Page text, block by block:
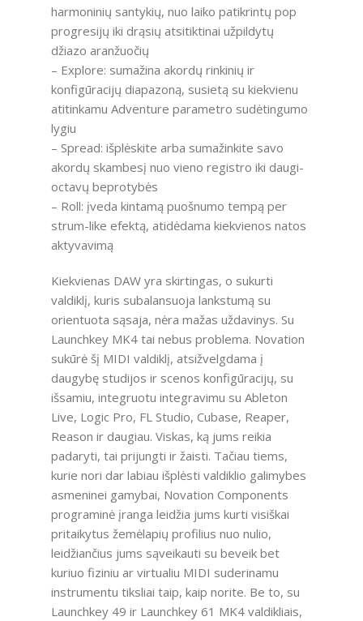
harmoninių santykių, nuo laiko patikrintų pop
progresijų iki drąsių atsitiktinai užpildytų
džiazo aranžuočių
– Explore: sumažina akordų rinkinių ir
konfigūracijų diapazoną, susietą su kiekvienu
atitinkamu Adventure parametro sudėtingumo
lygiu
– Spread: išplėskite arba sumažinkite savo
akordų skambesį nuo vieno registro iki daugi-
octavų beprotybės
– Roll: įveda kintamą puošnumo tempą per
strum-like efektą, atidėdama kiekvienos natos
aktyvavimą
Kiekvienas DAW yra skirtingas, o sukurti
valdiklį, kuris subalansuoja lankstumą su
orientuota sąsaja, nėra mažas uždavinys. Su
Launchkey MK4 tai nebus problema. Novation
sukūrė šį MIDI valdiklį, atsižvelgdama į
daugybę studijos ir scenos konfigūracijų, su
išsamiu, integruotu integravimu su Ableton
Live, Logic Pro, FL Studio, Cubase, Reaper,
Reason ir daugiau. Viskas, ką jums reikia
padaryti, tai prijungti ir žaisti. Tačiau tiems,
kurie nori dar labiau išplėsti valdiklio galimybes
asmeninei gamybai, Novation Components
programinė įranga leidžia jums kurti visiškai
pritaikytus žemėlapių profilius nuo nulio,
leidžiančius jums sąveikauti su beveik bet
kuriuo fiziniu ar virtualiu MIDI suderinamu
instrumentu tiksliai taip, kaip norite. Be to, su
Launchkey 49 ir Launchkey 61 MK4 valdikliais,